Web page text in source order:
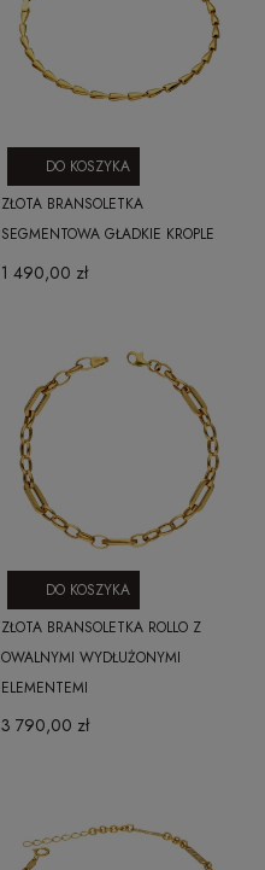
ZŁOTA BRANSOLETKA
SEGMENTOWA GŁADKIE KROPLE
1 490,00 zł
DO KOSZYKA
ZŁOTA BRANSOLETKA ROLLO Z
OWALNYMI WYDŁUŻONYMI
ELEMENTEMI
3 790,00 zł
DO KOSZYKA